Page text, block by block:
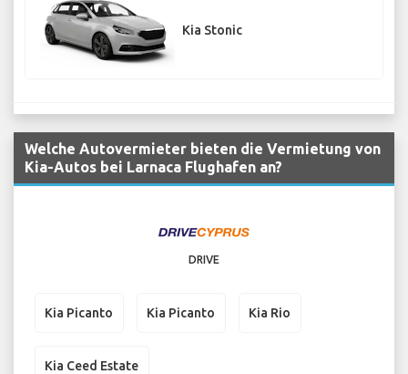
Kia Stonic
Welche Autovermieter bieten die Vermietung von
Kia-Autos bei Larnaca Flughafen an?
DRIVE
Kia Picanto Kia Picanto Kia Rio
Kia Ceed Estate